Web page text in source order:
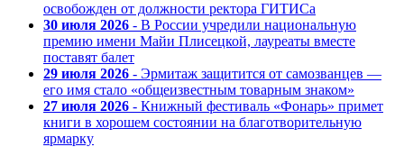
освобожден от должности ректора ГИТИСа
30 июля 2026 - В России учредили национальную
премию имени Майи Плисецкой, лауреаты вместе
поставят балет
29 июля 2026 - Эрмитаж защитится от самозванцев —
его имя стало «общеизвестным товарным знаком»
27 июля 2026 - Книжный фестиваль «Фонарь» примет
книги в хорошем состоянии на благотворительную
ярмарку